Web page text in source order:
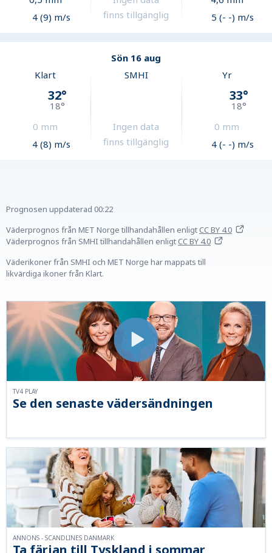
4 (9) m/s
finns tillgänglig
5 (- -) m/s
Sön 16 aug
Klart
32°
18°
0 mm
4 (8) m/s
SMHI
Ingen data
finns tillgänglig
Yr
33°
18°
0 mm
4 (- -) m/s
Prognosen uppdaterad 00:22
Väderprognos från MET Norge tillhandahållen enligtCC BY 4.0
Väderprognos från SMHI tillhandahållen enligtCC BY 4.0
Väderikoner från SMHI och MET Norge har mappats till
likvärdiga ikoner från Klart.
Se den senaste vädersändningen
TV4 PLAY
ANNONS - SCANDLINES DANMARK